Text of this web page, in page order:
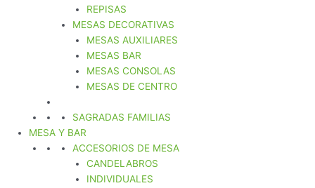
REPISAS
MESAS DECORATIVAS
MESAS AUXILIARES
MESAS BAR
MESAS CONSOLAS
MESAS DE CENTRO
SAGRADAS FAMILIAS
MESA Y BAR
ACCESORIOS DE MESA
CANDELABROS
INDIVIDUALES